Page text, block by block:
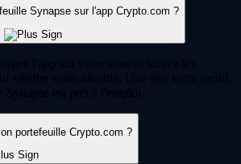
Synapse sur l'app Crypto.com ?
l'app sur votre store et suivez les
vérifier votre identité. Une fois votre profil
est prêt à l'emploi.
portefeuille Crypto.com ?